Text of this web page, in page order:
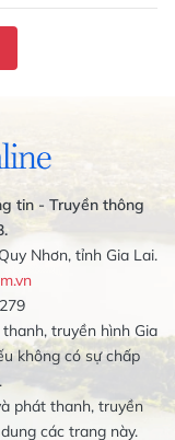
tin - Truyền thông
Nhơn, tỉnh Gia Lai.
truyền hình Gia
không có sự chấp
phát thanh, truyền
các trang này.